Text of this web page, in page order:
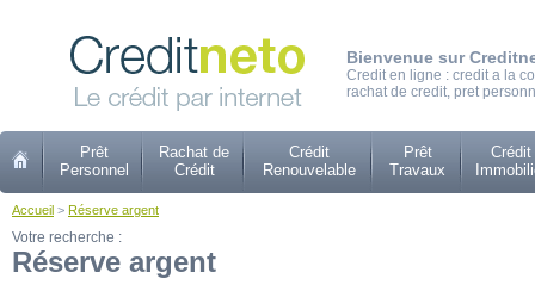
Bienvenue sur
Credit en ligne : credit a la
rachat de credit, pret
Prêt
Personnel
Rachat de
Crédit
Crédit
Renouvelable
Prêt
Travaux
Crédit
Accueil > Réserve argent
Votre recherche :
Réserve argent